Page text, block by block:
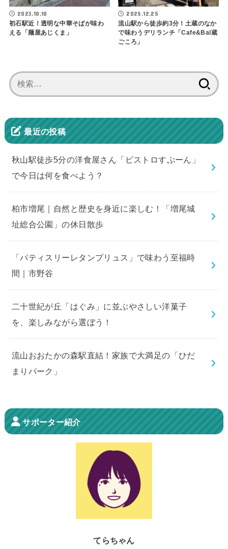
2023.10.10
初石駅近！透明な中華そばが味わ
える「麺屋あじくま」
2025.12.25
流山駅から徒歩約3分！土蔵のなか
で味わうデリランチ「Cafe&Bal蔵
ごころ」
索:
最近の投稿
秋山駅徒歩5分の洋食屋さん「ビストロすぷーん」
で今日は何を食べよう？
柏市増尾｜自然と歴史を身近に楽しむ！「増尾城
址総合公園」の休日散歩
「パティスリーレタンプリュス」で味わう至福時
間｜市野谷
二十世紀が丘「はぐみ」に並ぶやさしい洋菓子
を、楽しみながら選ぼう！
流山おおたかの森駅直結！家族で大満足の「ひだ
まりパーク」
サポーター紹介
てらちゃん